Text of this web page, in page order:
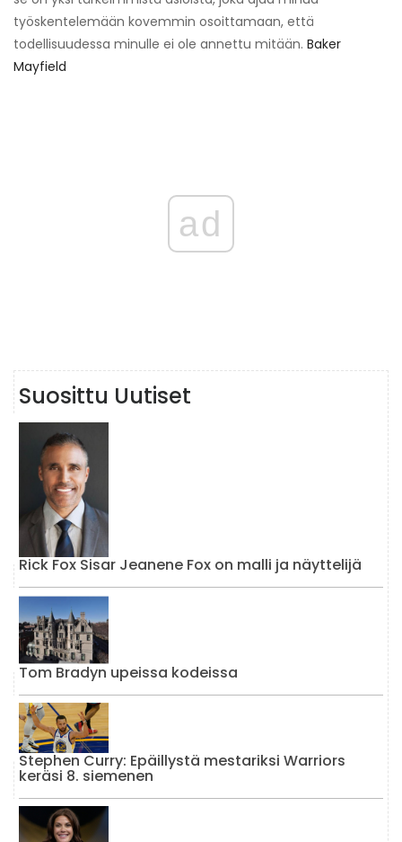
työskentelemään kovemmin osoittamaan, että
todellisuudessa minulle ei ole annettu mitään. Baker
Mayfield
ad
Suosittu Uutiset
Rick Fox Sisar Jeanene Fox on malli ja näyttelijä
Tom Bradyn upeissa kodeissa
Stephen Curry: Epäillystä mestariksi Warriors
keräsi 8. siemenen